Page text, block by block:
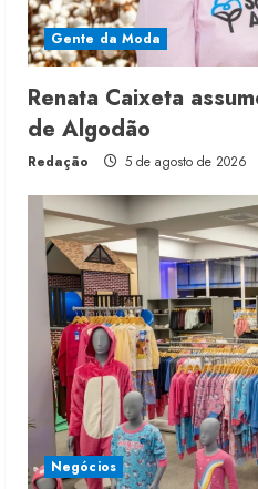
Gente da Moda
Renata Caixeta
de Algodão
Redação 5 de agosto de 2026
Negócios